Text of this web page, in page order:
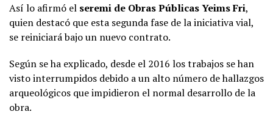
Así lo afirmó el seremi de Obras Públicas Yeims Fri,
quien destacó que esta segunda fase de la iniciativa vial,
se reiniciará bajo un nuevo contrato.
Según se ha explicado, desde el 2016 los trabajos se han
visto interrumpidos debido a un alto número de hallazgos
arqueológicos que impidieron el normal desarrollo de la
obra.